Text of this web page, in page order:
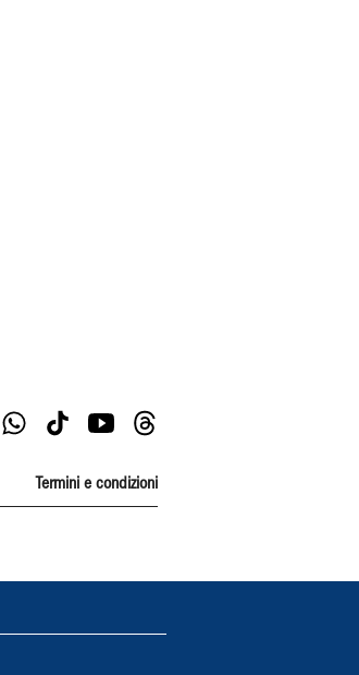
Termini e condizioni